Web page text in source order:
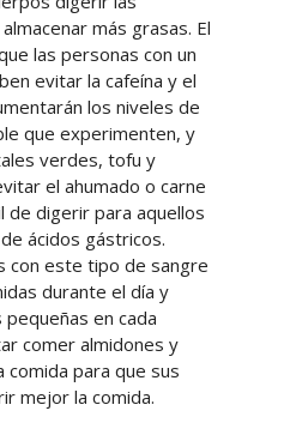
más grasas. El
las personas con un
evitar la cafeína y el
los niveles de
que experimenten, y
verdes, tofu y
el ahumado o carne
de digerir para aquellos
ácidos gástricos.
con este tipo de sangre
durante el día y
en cada
comer almidones y
comida para que sus
mejor la comida.